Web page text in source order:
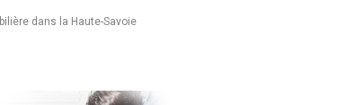
- Entreprise de rénovation immobilière à Chamonix-Mont-
- Entreprise de rénovation immobilière à Scionzier
dans la Haute-Savoie